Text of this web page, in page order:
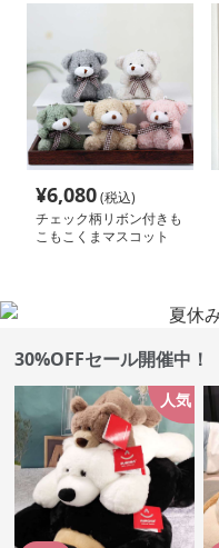
¥6,080(税込)
チェック柄リボン付きも
こもこくまマスコット
30%OFFセール開催中！
人気